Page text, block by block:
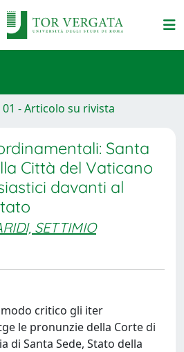
01 - Articolo su rivista
Santa
Città del Vaticano
davanti al
SETTIMIO
critico gli iter
le pronunzie della Corte di
di Santa Sede, Stato della